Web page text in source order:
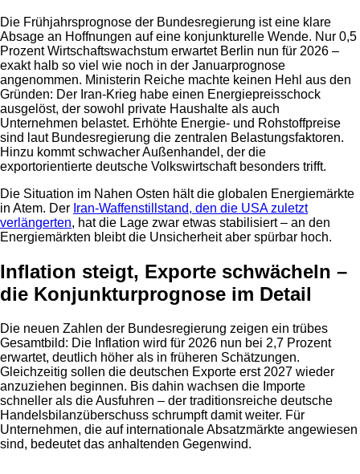
Die Frühjahrsprognose der Bundesregierung ist eine klare
Absage an Hoffnungen auf eine konjunkturelle Wende. Nur 0,5
Prozent Wirtschaftswachstum erwartet Berlin nun für 2026 –
exakt halb so viel wie noch in der Januarprognose
angenommen. Ministerin Reiche machte keinen Hehl aus den
Gründen: Der Iran-Krieg habe einen Energiepreisschock
ausgelöst, der sowohl private Haushalte als auch
Unternehmen belastet. Erhöhte Energie- und Rohstoffpreise
sind laut Bundesregierung die zentralen Belastungsfaktoren.
Hinzu kommt schwacher Außenhandel, der die
exportorientierte deutsche Volkswirtschaft besonders trifft.
Die Situation im Nahen Osten hält die globalen Energiemärkte
in Atem. Der Iran-Waffenstillstand, den die USA zuletzt
verlängerten, hat die Lage zwar etwas stabilisiert – an den
Energiemärkten bleibt die Unsicherheit aber spürbar hoch.
Inflation steigt, Exporte schwächeln –
die Konjunkturprognose im Detail
Die neuen Zahlen der Bundesregierung zeigen ein trübes
Gesamtbild: Die Inflation wird für 2026 nun bei 2,7 Prozent
erwartet, deutlich höher als in früheren Schätzungen.
Gleichzeitig sollen die deutschen Exporte erst 2027 wieder
anzuziehen beginnen. Bis dahin wachsen die Importe
schneller als die Ausfuhren – der traditionsreiche deutsche
Handelsbilanzüberschuss schrumpft damit weiter. Für
Unternehmen, die auf internationale Absatzmärkte angewiesen
sind, bedeutet das anhaltenden Gegenwind.